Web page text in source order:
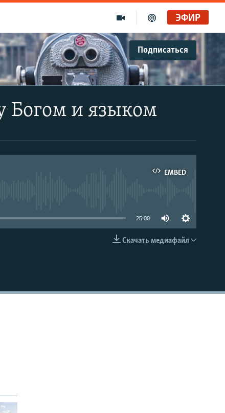
ЭФИР
Подписаться
Богом и языком
EMBED
EMBED
25:00
Скачать медиафайл